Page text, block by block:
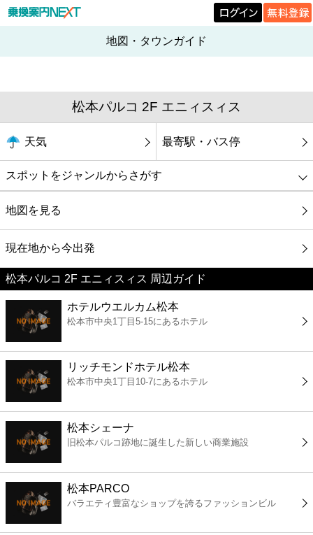
地図・タウンガイド
松本パルコ 2F エニィスィス
天気 最寄駅・バス停
スポットをジャンルからさがす
グルメ
映画
美容
コンビニ
薬局
スーパー
エンタメ
レジャー
書店
地図を見る
現在地から今出発
松本パルコ 2F エニィスィス 周辺ガイド
ホテルウエルカム松本
松本市中央1丁目5-15にあるホテル
リッチモンドホテル松本
松本市中央1丁目10-7にあるホテル
松本シェーナ
旧松本パルコ跡地に誕生した新しい商業施設
松本PARCO
バラエティ豊富なショップを誇るファッションビル